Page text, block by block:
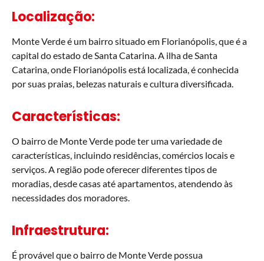
Localização:
Monte Verde é um bairro situado em Florianópolis, que é a
capital do estado de Santa Catarina. A ilha de Santa
Catarina, onde Florianópolis está localizada, é conhecida
por suas praias, belezas naturais e cultura diversificada.
Características:
O bairro de Monte Verde pode ter uma variedade de
características, incluindo residências, comércios locais e
serviços. A região pode oferecer diferentes tipos de
moradias, desde casas até apartamentos, atendendo às
necessidades dos moradores.
Infraestrutura:
É provável que o bairro de Monte Verde possua